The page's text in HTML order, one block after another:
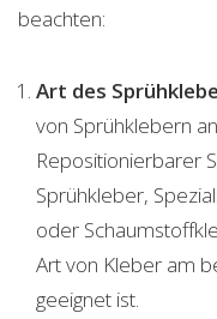
beachten:
Art des
von Sprühklebern
Repositionierbarer
Sprühkleber,
oder
Art von Kleber am
geeignet ist.